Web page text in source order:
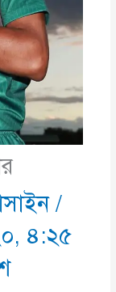
/
৪:২৫